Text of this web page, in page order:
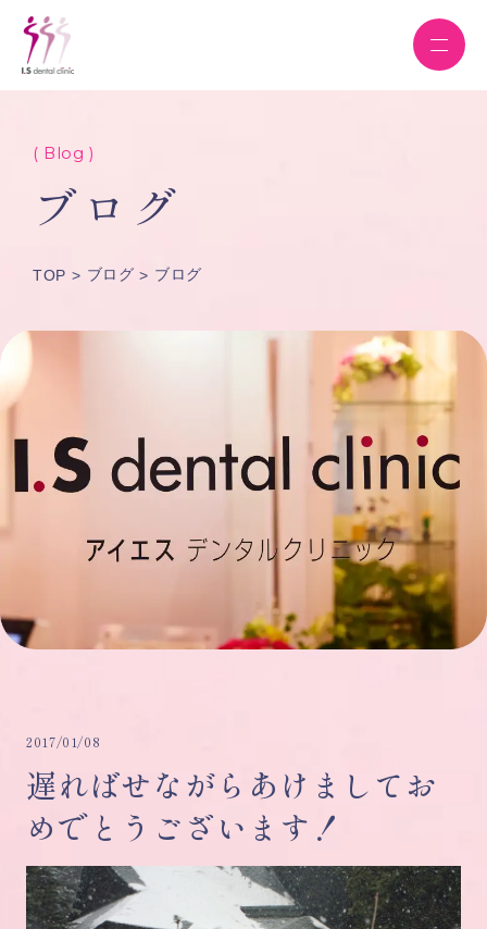
( Blog )
ブログ
TOP ブログ ブログ
2017/01/08
遅ればせながらあけましてお
めでとうございます！